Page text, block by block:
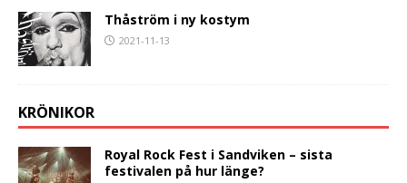
Thåström i ny kostym
2021-11-13
KRÖNIKOR
Royal Rock Fest i Sandviken – sista
festivalen på hur länge?